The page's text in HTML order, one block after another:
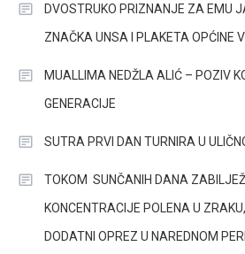
DVOSTRUKO PRIZNANJE ZA EMU
ZNAČKA UNSA I PLAKETA OPĆINE
MUALLIMA NEDŽLA ALIĆ – POZIV
GENERACIJE
SUTRA PRVI DAN TURNIRA U
TOKOM SUNČANIH DANA
KONCENTRACIJE POLENA U
DODATNI OPREZ U NAREDNOM